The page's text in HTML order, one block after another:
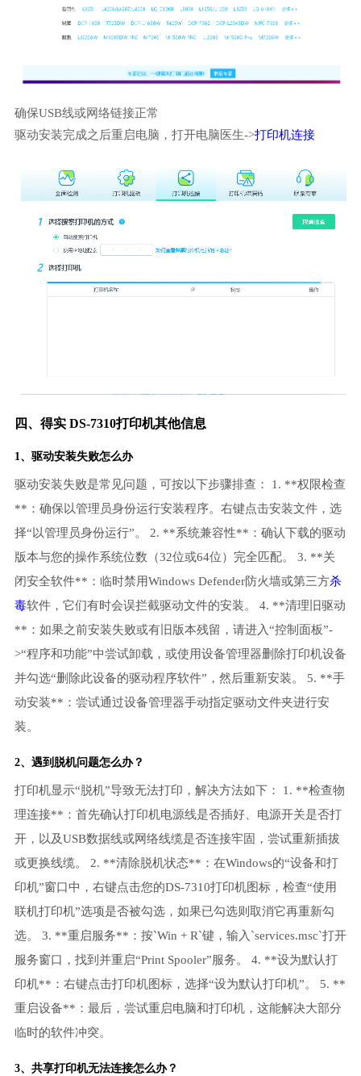
确保USB线或网络链接正常
驱动安装完成之后重启电脑，打开电脑医生->打印机连接
四、得实 DS-7310打印机其他信息
1、 驱动安装失败怎么办
驱动安装失败是常见问题，可按以下步骤排查： 1. **权限检查
**：确保以管理员身份运行安装程序。右键点击安装文件，选
择“以管理员身份运行”。 2. **系统兼容性**：确认下载的驱动
版本与您的操作系统位数（32位或64位）完全匹配。 3. **关
闭安全软件**：临时禁用Windows Defender防火墙或第三方杀
毒软件，它们有时会误拦截驱动文件的安装。 4. **清理旧驱动
**：如果之前安装失败或有旧版本残留，请进入“控制面板”-
>“程序和功能”中尝试卸载，或使用设备管理器删除打印机设备
并勾选“删除此设备的驱动程序软件”，然后重新安装。 5. **手
动安装**：尝试通过设备管理器手动指定驱动文件夹进行安
装。
2、遇到脱机问题怎么办？
打印机显示“脱机”导致无法打印，解决方法如下： 1. **检查物
理连接**：首先确认打印机电源线是否插好、电源开关是否打
开，以及USB数据线或网络线缆是否连接牢固，尝试重新插拔
或更换线缆。 2. **清除脱机状态**：在Windows的“设备和打
印机”窗口中，右键点击您的DS-7310打印机图标，检查“使用
联机打印机”选项是否被勾选，如果已勾选则取消它再重新勾
选。 3. **重启服务**：按`Win + R`键，输入`services.msc`打开
服务窗口，找到并重启“Print Spooler”服务。 4. **设为默认打
印机**：右键点击打印机图标，选择“设为默认打印机”。 5. **
重启设备**：最后，尝试重启电脑和打印机，这能解决大部分
临时的软件冲突。
3、共享打印机无法连接怎么办？